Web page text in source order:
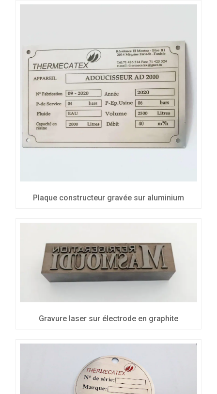
Plaque constructeur gravée sur aluminium
Gravure laser sur électrode en graphite